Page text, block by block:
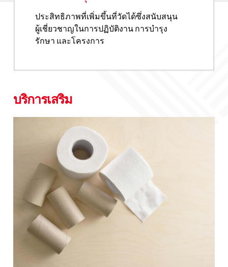
ประสิทธิภาพที่เพิ่มขึ้นที่วัดได้ซึ่งสนับสนุน
ผู้เชี่ยวชาญในการปฏิบัติงาน การบำรุง
รักษา และโครงการ
บริการเสริม